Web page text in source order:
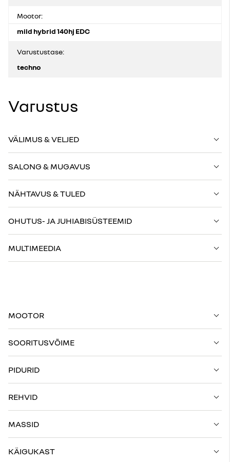
Mootor:
mild hybrid 140hj EDC
Varustustase:
techno
Varustus
VÄLIMUS & VELJED
SALONG & MUGAVUS
NÄHTAVUS & TULED
OHUTUS- JA JUHIABISÜSTEEMID
MULTIMEEDIA
MOOTOR
SOORITUSVÕIME
PIDURID
REHVID
MASSID
KÄIGUKAST